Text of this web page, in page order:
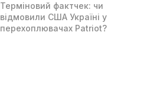
Терміновий фактчек: чи
відмовили США Україні у
перехоплювачах Patriot?